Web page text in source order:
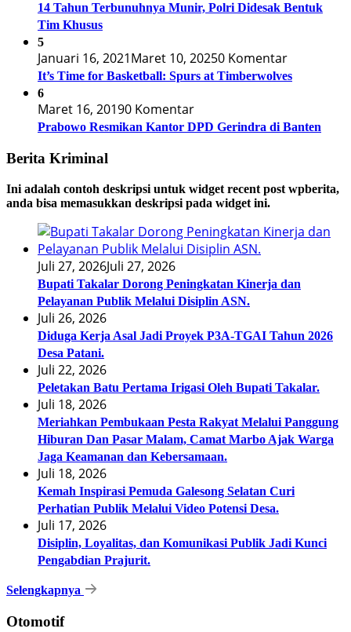
14 Tahun Terbunuhnya Munir, Polri Didesak Bentuk
Tim Khusus
5
Januari 16, 2021Maret 10, 20250 Komentar
It’s Time for Basketball: Spurs at Timberwolves
6
Maret 16, 20190 Komentar
Prabowo Resmikan Kantor DPD Gerindra di Banten
Berita Kriminal
Ini adalah contoh deskripsi untuk widget recent post wpberita,
anda bisa memasukkan deskripsi pada widget ini.
Juli 27, 2026Juli 27, 2026
Bupati Takalar Dorong Peningkatan Kinerja dan
Pelayanan Publik Melalui Disiplin ASN.
Juli 26, 2026
Diduga Kerja Asal Jadi Proyek P3A-TGAI Tahun 2026
Desa Patani.
Juli 22, 2026
Peletakan Batu Pertama Irigasi Oleh Bupati Takalar.
Juli 18, 2026
Meriahkan Pembukaan Pesta Rakyat Melalui Panggung
Hiburan Dan Pasar Malam, Camat Marbo Ajak Warga
Jaga Keamanan dan Kebersamaan.
Juli 18, 2026
Kemah Inspirasi Pemuda Galesong Selatan Curi
Perhatian Publik Melalui Video Potensi Desa.
Juli 17, 2026
Disiplin, Loyalitas, dan Komunikasi Publik Jadi Kunci
Pengabdian Prajurit.
Selengkapnya
Otomotif